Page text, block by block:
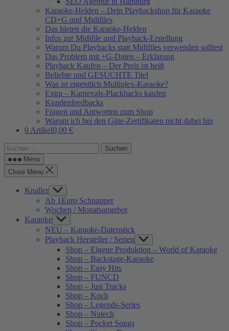
Karaoke-Helden – Dein Playbackshop für Karaoke
CD+G und Midifiles
Das bieten die Karaoke-Helden
Infos zur Midifile und Playback-Erstellung
Warum Du Playbacks statt Midifiles verwenden solltest
Das Problem mit +G-Daten – Erklärung
Playback Kaufen – Der Preis ist heiß
Beliebte und GESUCHTE Titel
Was ist eigentlich Multiplex-Karaoke?
Extra – Karnevals-Plackbacks kaufen
Kundenfeedbacks
Fragen und Antworten zum Shop
Warum ich bei den Güte-Zertifikaten nicht dabei bin
0 Artikel0,00 €
Suchen
nach: Menu
Close Menu
Knaller Show
sub
menu
Ab 1Euro Schnapper
Wochen / Monatsangebot
Karaoke Show
sub
menu
NEU – Karaoke-Datenstick
Playback Hersteller / Serien Show
sub
menu
Shop – Eigene Produktion – World of Karaoke
Shop – Backstage-Karaoke
Shop – Easy Hits
Shop – FUNCD
Shop – Just Tracks
Shop – Koch
Shop – Legends-Series
Shop – Nutech
Shop – Pocket Songs